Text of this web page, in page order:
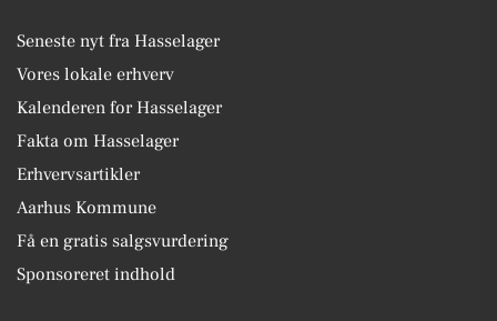
Seneste nyt fra Hasselager
Vores lokale erhverv
Kalenderen for Hasselager
Fakta om Hasselager
Erhvervsartikler
Aarhus Kommune
Få en gratis salgsvurdering
Sponsoreret indhold